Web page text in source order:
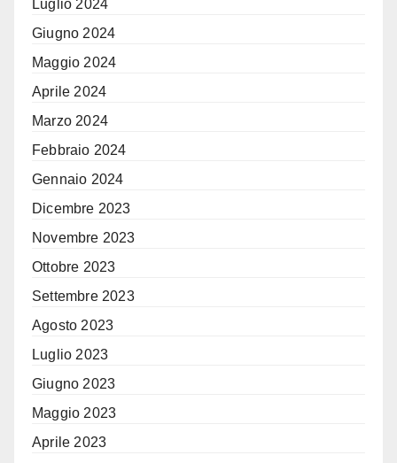
Luglio 2024
Giugno 2024
Maggio 2024
Aprile 2024
Marzo 2024
Febbraio 2024
Gennaio 2024
Dicembre 2023
Novembre 2023
Ottobre 2023
Settembre 2023
Agosto 2023
Luglio 2023
Giugno 2023
Maggio 2023
Aprile 2023